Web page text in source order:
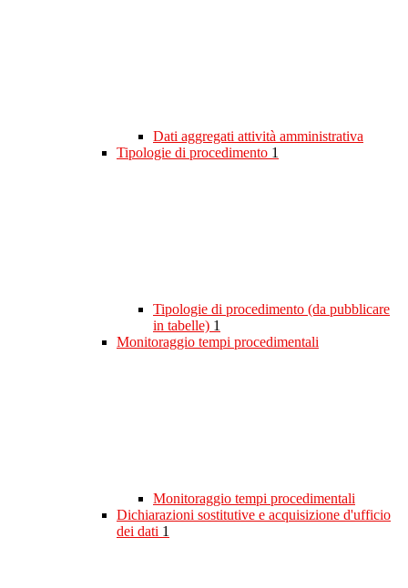
Dati aggregati attività amministrativa
Tipologie di procedimento 1
Tipologie di procedimento (da pubblicare
in tabelle) 1
Monitoraggio tempi procedimentali
Monitoraggio tempi procedimentali
Dichiarazioni sostitutive e acquisizione d'ufficio
dei dati 1